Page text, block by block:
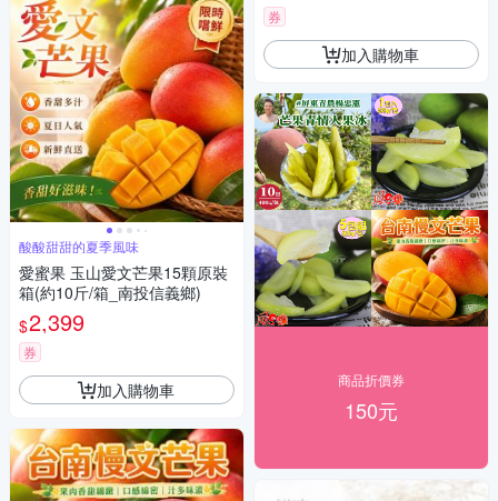
酸酸甜甜的夏季風味
愛蜜果 玉山愛文芒果15顆原裝
箱(約10斤/箱_南投信義鄉)
$2,399
券
加入購物車
券
加入購物車
商品折價券
150元